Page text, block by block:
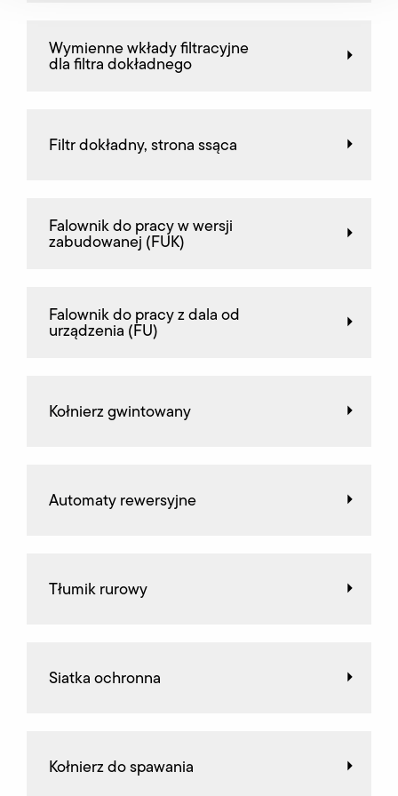
Wymienne wkłady filtracyjne
dla filtra dokładnego
Filtr dokładny, strona ssąca
Falownik do pracy w wersji
zabudowanej (FUK)
Falownik do pracy z dala od
urządzenia (FU)
Kołnierz gwintowany
Automaty rewersyjne
Tłumik rurowy
Siatka ochronna
Kołnierz do spawania